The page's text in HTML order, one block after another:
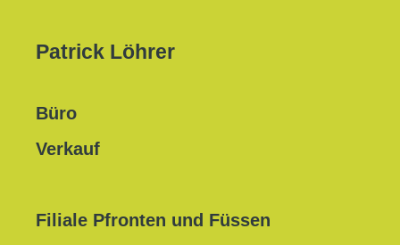
Patrick Löhrer
Büro
Verkauf
Filiale Pfronten und Füssen